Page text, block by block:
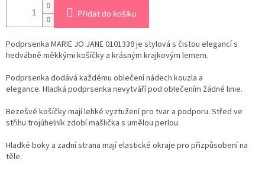
Přidat do košíku
Podprsenka MARIE JO JANE 0101339 je stylová s čistou elegancí s
hedvábně měkkými košíčky a krásným krajkovým lemem.
Podprsenka dodává každému oblečení nádech kouzla a
elegance. Hladká podprsenka nevytváří pod oblečením žádné linie.
Bezešvé košíčky mají lehké vyztužení pro tvar a podporu. Střed ve
střihu trojúhelník zdobí mašlička s umělou perlou.
Hladké boky a zadní strana mají elastické okraje pro přizpůsobení na
těle.